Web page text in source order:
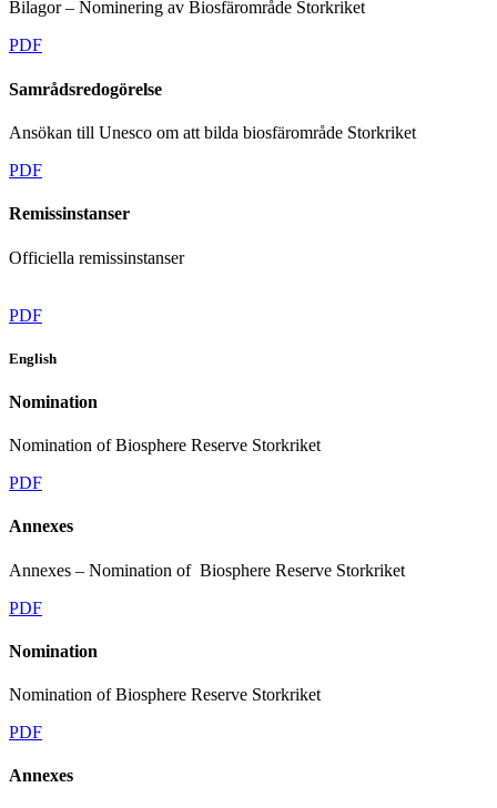
Bilagor – Nominering av Biosfärområde Storkriket
PDF
Samrådsredogörelse
Ansökan till Unesco om att bilda biosfärområde Storkriket
PDF
Remissinstanser
Officiella remissinstanser
PDF
English
Nomination
Nomination of Biosphere Reserve Storkriket
PDF
Annexes
Annexes – Nomination of Biosphere Reserve Storkriket
PDF
Nomination
Nomination of Biosphere Reserve Storkriket
PDF
Annexes